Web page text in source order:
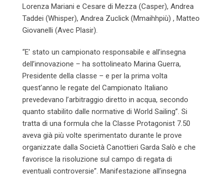
Lorenza Mariani e Cesare di Mezza (Casper), Andrea
Taddei (Whisper), Andrea Zuclick (Mmaihhpiù) , Matteo
Giovanelli (Avec Plasir).
“E’ stato un campionato responsabile e all’insegna
dell’innovazione – ha sottolineato Marina Guerra,
Presidente della classe – e per la prima volta
quest’anno le regate del Campionato Italiano
prevedevano l’arbitraggio diretto in acqua, secondo
quanto stabilito dalle normative di World Sailing”. Si
tratta di una formula che la Classe Protagonist 7.50
aveva già più volte sperimentato durante le prove
organizzate dalla Società Canottieri Garda Salò e che
favorisce la risoluzione sul campo di regata di
eventuali controversie”. Manifestazione all’insegna